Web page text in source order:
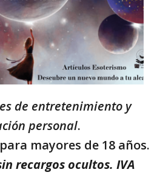
de entretenimiento y
personal.
mayores de 18 años.
recargos ocultos. IVA